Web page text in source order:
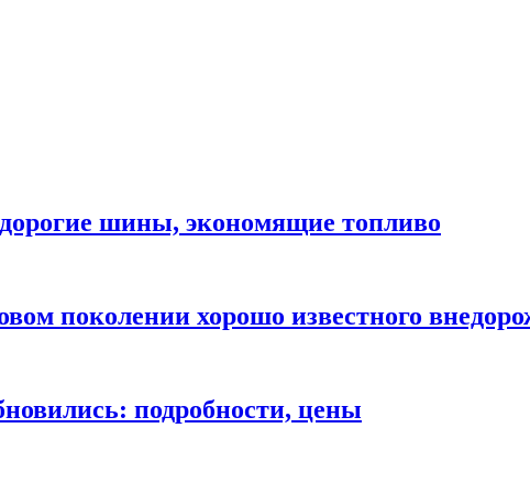
шины, экономящие топливо
поколении хорошо известного
подробности, цены